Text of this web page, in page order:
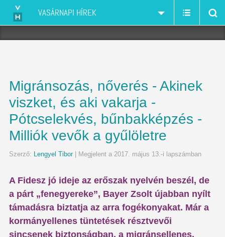
VASÁRNAPI HÍREK
Migránsozás, nőverés - Akinek
viszket, és aki vakarja -
Pótcselekvés, bűnbakképzés -
Milliók vevők a gyűlöletre
Szerző: Lengyel Tibor| Megjelent a 2017. május 13.-i lapszámban
A Fidesz jó ideje az erőszak nyelvén beszél, de
a párt „fenegyereke”, Bayer Zsolt újabban nyílt
támadásra biztatja az arra fogékonyakat. Már a
kormányellenes tüntetések résztvevői
sincsenek biztonságban, a migránsellenes,